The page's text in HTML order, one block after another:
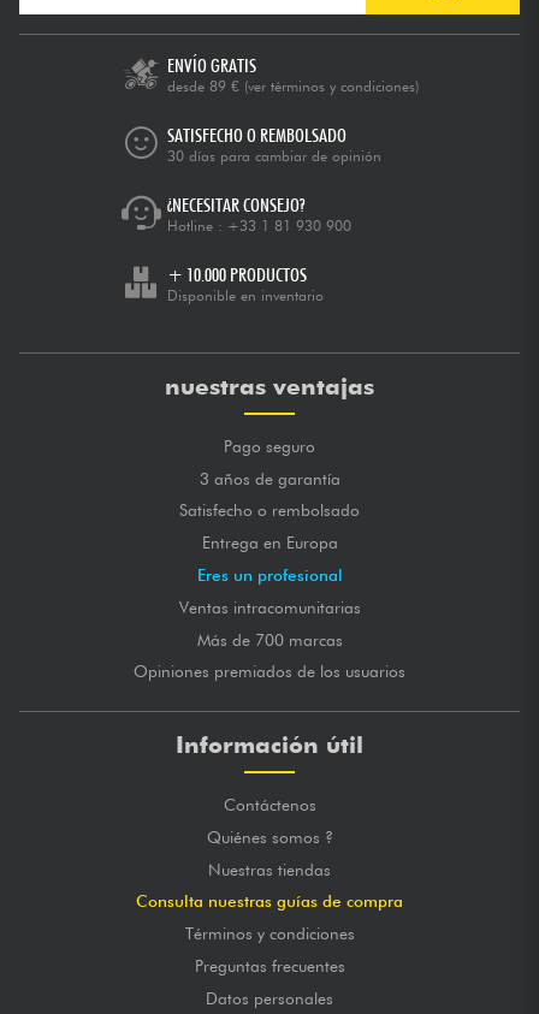
ENVÍO GRATIS
desde 89 € (ver términos y condiciones)
SATISFECHO O REMBOLSADO
30 días para cambiar de opinión
¿NECESITAR CONSEJO?
Hotline : +33 1 81 930 900
+ 10.000 PRODUCTOS
Disponible en inventario
nuestras ventajas
Pago seguro
3 años de garantía
Satisfecho o rembolsado
Entrega en Europa
Eres un profesional
Ventas intracomunitarias
Más de 700 marcas
Opiniones premiados de los usuarios
Información útil
Contáctenos
Quiénes somos ?
Nuestras tiendas
Consulta nuestras guías de compra
Términos y condiciones
Preguntas frecuentes
Datos personales